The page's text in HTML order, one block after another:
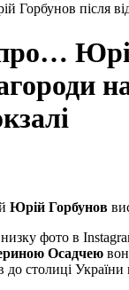
після
Юрій Горбунов
фото в
Осадчею
столиці України